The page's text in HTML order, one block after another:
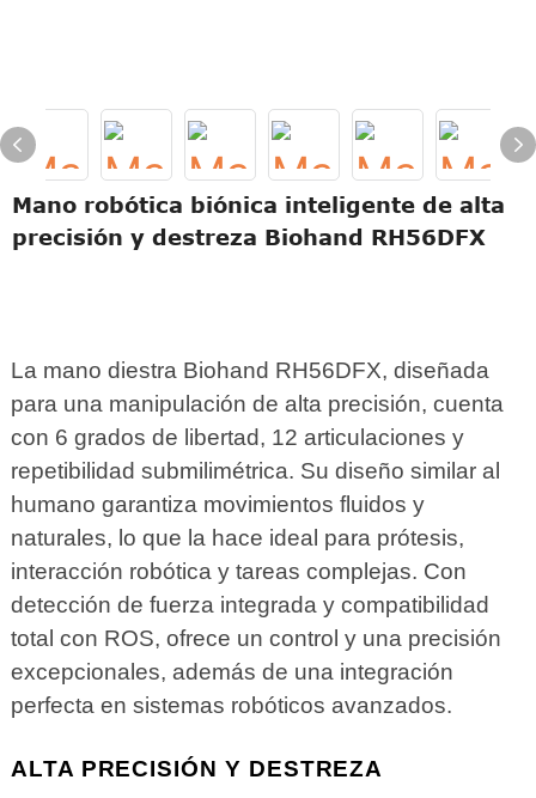
Mano robótica biónica inteligente de alta
precisión y destreza Biohand RH56DFX
La mano diestra Biohand RH56DFX, diseñada
para una manipulación de alta precisión, cuenta
con 6 grados de libertad, 12 articulaciones y
repetibilidad submilimétrica. Su diseño similar al
humano garantiza movimientos fluidos y
naturales, lo que la hace ideal para prótesis,
interacción robótica y tareas complejas. Con
detección de fuerza integrada y compatibilidad
total con ROS, ofrece un control y una precisión
excepcionales, además de una integración
perfecta en sistemas robóticos avanzados.
ALTA PRECISIÓN Y DESTREZA